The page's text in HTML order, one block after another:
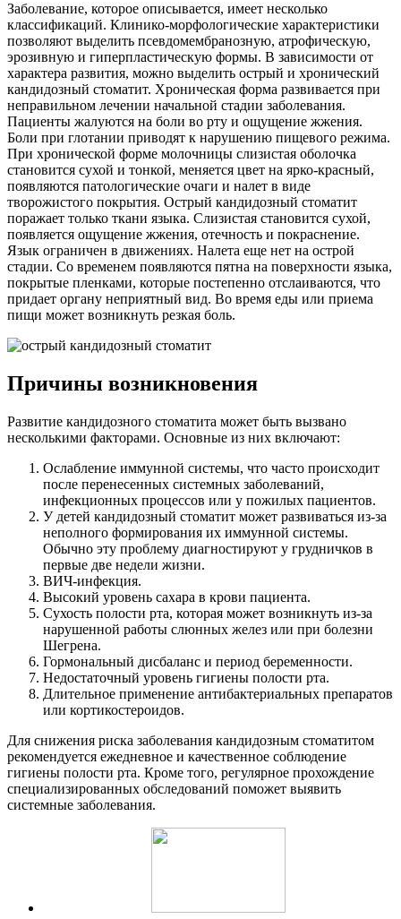
Заболевание, которое описывается, имеет несколько
классификаций. Клинико-морфологические характеристики
позволяют выделить псевдомембранозную, атрофическую,
эрозивную и гиперпластическую формы. В зависимости от
характера развития, можно выделить острый и хронический
кандидозный стоматит. Хроническая форма развивается при
неправильном лечении начальной стадии заболевания.
Пациенты жалуются на боли во рту и ощущение жжения.
Боли при глотании приводят к нарушению пищевого режима.
При хронической форме молочницы слизистая оболочка
становится сухой и тонкой, меняется цвет на ярко-красный,
появляются патологические очаги и налет в виде
творожистого покрытия. Острый кандидозный стоматит
поражает только ткани языка. Слизистая становится сухой,
появляется ощущение жжения, отечность и покраснение.
Язык ограничен в движениях. Налета еще нет на острой
стадии. Со временем появляются пятна на поверхности языка,
покрытые пленками, которые постепенно отслаиваются, что
придает органу неприятный вид. Во время еды или приема
пищи может возникнуть резкая боль.
Причины возникновения
Развитие кандидозного стоматита может быть вызвано
несколькими факторами. Основные из них включают:
Ослабление иммунной системы, что часто происходит
после перенесенных системных заболеваний,
инфекционных процессов или у пожилых пациентов.
У детей кандидозный стоматит может развиваться из-за
неполного формирования их иммунной системы.
Обычно эту проблему диагностируют у грудничков в
первые две недели жизни.
ВИЧ-инфекция.
Высокий уровень сахара в крови пациента.
Сухость полости рта, которая может возникнуть из-за
нарушенной работы слюнных желез или при болезни
Шегрена.
Гормональный дисбаланс и период беременности.
Недостаточный уровень гигиены полости рта.
Длительное применение антибактериальных препаратов
или кортикостероидов.
Для снижения риска заболевания кандидозным стоматитом
рекомендуется ежедневное и качественное соблюдение
гигиены полости рта. Кроме того, регулярное прохождение
специализированных обследований поможет выявить
системные заболевания.